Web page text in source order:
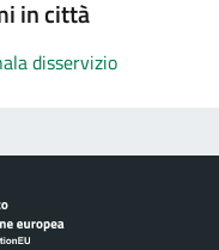
in città
disservizio